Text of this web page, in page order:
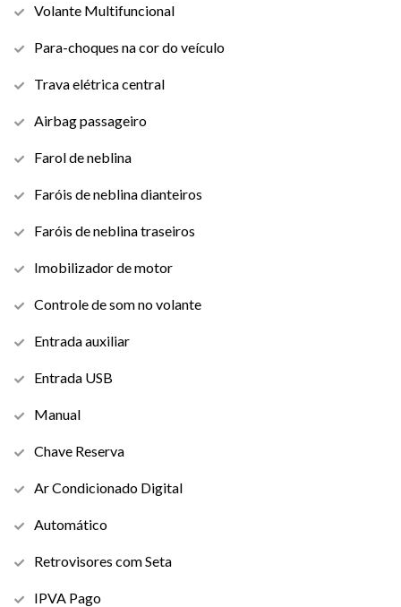
Volante Multifuncional
Para-choques na cor do veículo
Trava elétrica central
Airbag passageiro
Farol de neblina
Faróis de neblina dianteiros
Faróis de neblina traseiros
Imobilizador de motor
Controle de som no volante
Entrada auxiliar
Entrada USB
Manual
Chave Reserva
Ar Condicionado Digital
Automático
Retrovisores com Seta
IPVA Pago